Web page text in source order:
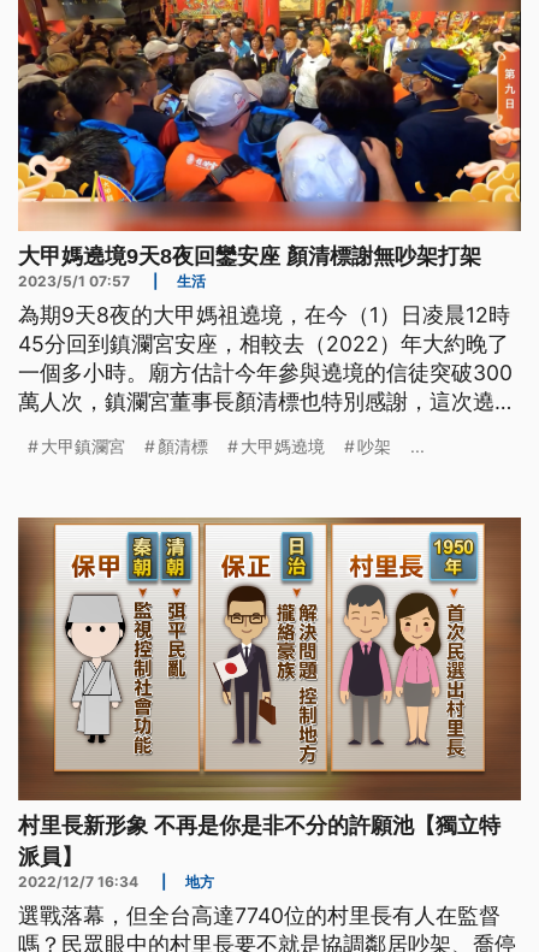
大甲媽遶境9天8夜回鑾安座 顏清標謝無吵架打架
2023/5/1 07:57 生活
為期9天8夜的大甲媽祖遶境，在今（1）日凌晨12時
45分回到鎮瀾宮安座，相較去（2022）年大約晚了
一個多小時。廟方估計今年參與遶境的信徒突破300
萬人次，鎮瀾宮董事長顏清標也特別感謝，這次遶境
大甲鎮瀾宮 顏清標 大甲媽遶境 吵架 ...
村里長新形象 不再是你是非不分的許願池【獨立特
派員】
2022/12/7 16:34 地方
選戰落幕，但全台高達7740位的村里長有人在監督
嗎？民眾眼中的村里長要不就是協調鄰居吵架、喬停